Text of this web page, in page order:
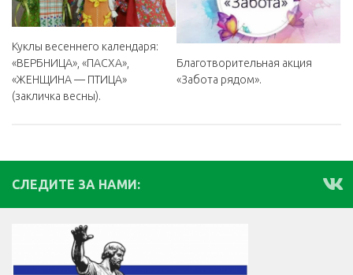
Куклы весеннего календаря:
«ВЕРБНИЦА», «ПАСХА»,
«ЖЕНЩИНА — ПТИЦА»
(закличка весны).
Благотворительная акция
«Забота рядом».
СЛЕДИТЕ ЗА НАМИ: